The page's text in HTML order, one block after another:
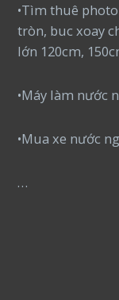
•Tìm thuê
tròn, buc xoay
lớn 120cm,
•Máy làm nước
•Mua xe nước
…